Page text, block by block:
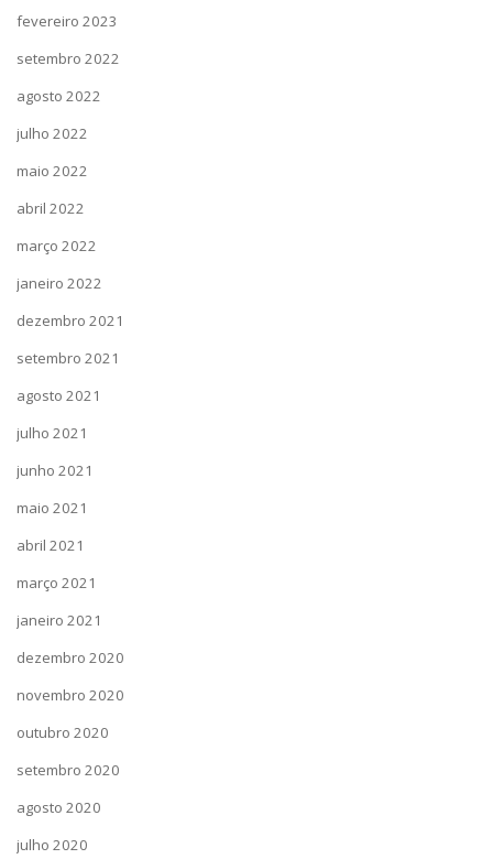
fevereiro 2023
setembro 2022
agosto 2022
julho 2022
maio 2022
abril 2022
março 2022
janeiro 2022
dezembro 2021
setembro 2021
agosto 2021
julho 2021
junho 2021
maio 2021
abril 2021
março 2021
janeiro 2021
dezembro 2020
novembro 2020
outubro 2020
setembro 2020
agosto 2020
julho 2020